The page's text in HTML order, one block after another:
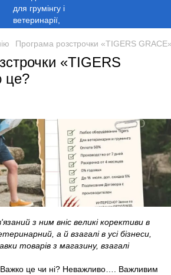
Програма розстрочки «TIGERS
«TIGERS
це?
з ним вніс великі корективи в
а й взагалі в усі бізнеси,
товарів з магазину, взагалі
це чи ні? Неважливо…. Важливим